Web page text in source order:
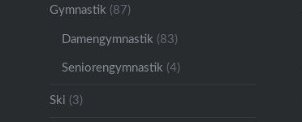
Gymnastik (87)
Damengymnastik (83)
Seniorengymnastik (4)
Ski (3)